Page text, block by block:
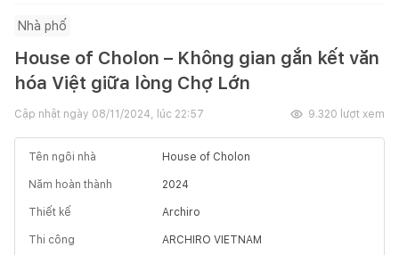
Nhà phố
House of Cholon – Không gian gắn kết văn
hóa Việt giữa lòng Chợ Lớn
Cập nhật ngày 08/11/2024, lúc 22:57 9.320 lượt xem
Tên ngôi nhà House of Cholon
Năm hoàn thành 2024
Thiết kế Archiro
Thi công ARCHIRO VIETNAM